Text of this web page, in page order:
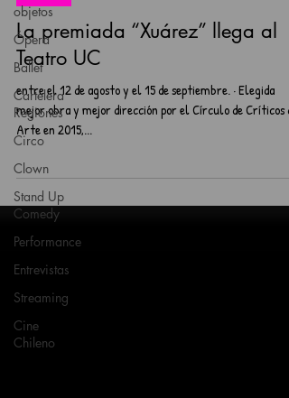
objetos
Ópera
Ballet
Cartelera
Regiones
Circo
Clown
Stand Up
Comedy
Performance
Entrevistas
Streaming
Cine
Chileno
La premiada “Xuárez” llega al
Teatro UC
entre el 12 de agosto y el 15 de septiembre. · Elegida
mejor obra y mejor dirección por el Círculo de Críticos de
Arte en 2015,...